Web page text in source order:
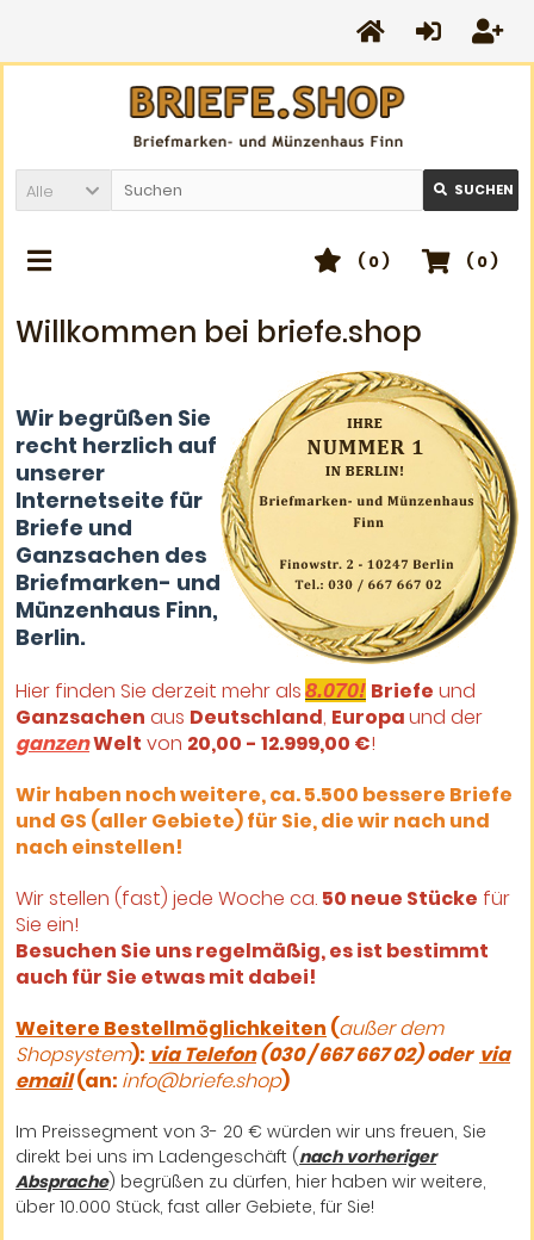
Alle SUCHEN
( 0)
( 0)
Willkommen bei briefe.shop
Wir begrüßen Sie
recht herzlich auf
unserer
Internetseite für
Briefe und
Ganzsachen des
Briefmarken- und
Münzenhaus Finn,
Berlin.
Hier finden Sie derzeit mehr als 8.070! Briefe und
Ganzsachen aus Deutschland, Europaund der
ganzenWelt von 20,00 - 12.999,00 €!
Wir haben noch weitere, ca. 5.500 bessere Briefe
und GS (aller Gebiete) für Sie, die wir nach und
nach einstellen!
Wir stellen (fast) jede Woche ca. 50 neue Stücke für
Sie ein!
Besuchen Sie uns regelmäßig, es ist bestimmt
auch für Sie etwas mit dabei!
Weitere Bestellmöglichkeiten (außer dem
Shopsystem): via Telefon(030 / 667 667 02) oder via
email(an: info@briefe.shop)
Im Preissegment von 3- 20 € würden wir uns freuen, Sie
direkt bei uns im Ladengeschäft (nach vorheriger
Absprache) begrüßen zu dürfen, hier haben wir weitere,
über 10.000 Stück, fast aller Gebiete, für Sie!